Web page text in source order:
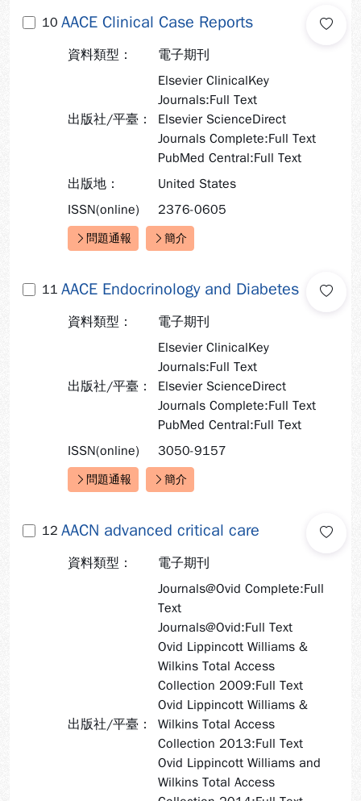
10 AACE Clinical Case Reports
資料類型： 電子期刊
出版社/平臺：
Elsevier ClinicalKey
Journals:Full Text
Elsevier ScienceDirect
Journals Complete:Full Text
PubMed Central:Full Text
出版地：
United States
ISSN(online)
2376-0605
快速連結：
問題通報 簡介
11 AACE Endocrinology and Diabetes
資料類型： 電子期刊
出版社/平臺：
Elsevier ClinicalKey
Journals:Full Text
Elsevier ScienceDirect
Journals Complete:Full Text
PubMed Central:Full Text
ISSN(online)
3050-9157
快速連結：
問題通報 簡介
12 AACN advanced critical care
資料類型： 電子期刊
出版社/平臺：
Journals@Ovid Complete:Full
Text
Journals@Ovid:Full Text
Ovid Lippincott Williams &
Wilkins Total Access
Collection 2009:Full Text
Ovid Lippincott Williams &
Wilkins Total Access
Collection 2013:Full Text
Ovid Lippincott Williams and
Wilkins Total Access